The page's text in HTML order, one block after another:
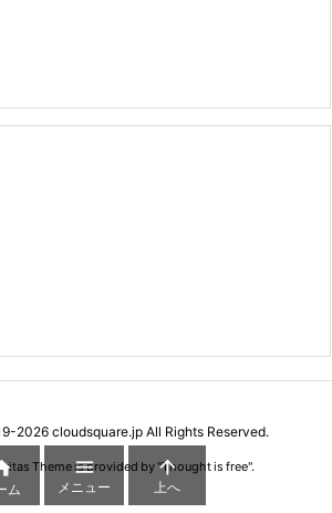
-2026 cloudsquare.jp All Rights Reserved.
Theme is provided by "Thought is free".
ム

メニュー

上へ